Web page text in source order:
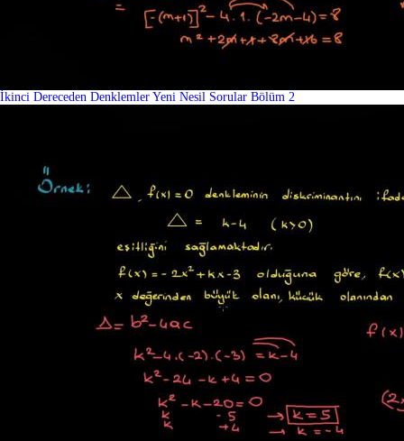
İkinci Dereceden Denklemler Yeni Nesil Sorular Bölüm 2